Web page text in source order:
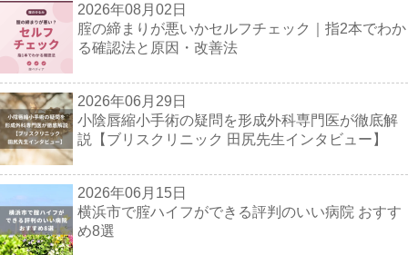
2026年08月02日
腟の締まりが悪いかセルフチェック｜指2本でわか
る確認法と原因・改善法
2026年06月29日
小陰唇縮小手術の疑問を形成外科専門医が徹底解
説【ブリスクリニック 田尻先生インタビュー】
2026年06月15日
横浜市で腟ハイフができる評判のいい病院 おすす
め8選